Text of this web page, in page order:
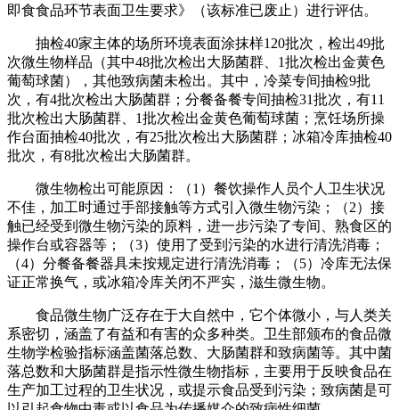
即食食品环节表面卫生要求》（该标准已废止）进行评估。
抽检40家主体的场所环境表面涂抹样120批次，检出49批
次微生物样品（其中48批次检出大肠菌群、1批次检出金黄色
葡萄球菌），其他致病菌未检出。其中，冷菜专间抽检9批
次，有4批次检出大肠菌群；分餐备餐专间抽检31批次，有11
批次检出大肠菌群、1批次检出金黄色葡萄球菌；烹饪场所操
作台面抽检40批次，有25批次检出大肠菌群；冰箱冷库抽检40
批次，有8批次检出大肠菌群。
微生物检出可能原因：（1）餐饮操作人员个人卫生状况
不佳，加工时通过手部接触等方式引入微生物污染；（2）接
触已经受到微生物污染的原料，进一步污染了专间、熟食区的
操作台或容器等；（3）使用了受到污染的水进行清洗消毒；
（4）分餐备餐器具未按规定进行清洗消毒；（5）冷库无法保
证正常换气，或冰箱冷库关闭不严实，滋生微生物。
食品微生物广泛存在于大自然中，它个体微小，与人类关
系密切，涵盖了有益和有害的众多种类。卫生部颁布的食品微
生物学检验指标涵盖菌落总数、大肠菌群和致病菌等。其中菌
落总数和大肠菌群是指示性微生物指标，主要用于反映食品在
生产加工过程的卫生状况，或提示食品受到污染；致病菌是可